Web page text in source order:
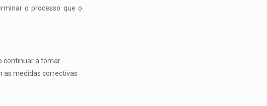
o processo que o
continuar a tomar
as medidas correctivas